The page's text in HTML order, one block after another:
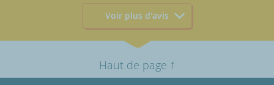
Voir plus d'avis
Haut de page ↑